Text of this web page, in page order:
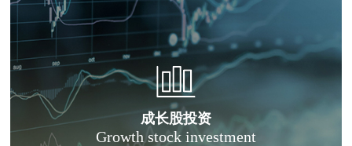
成长股投资
Growth stock investment